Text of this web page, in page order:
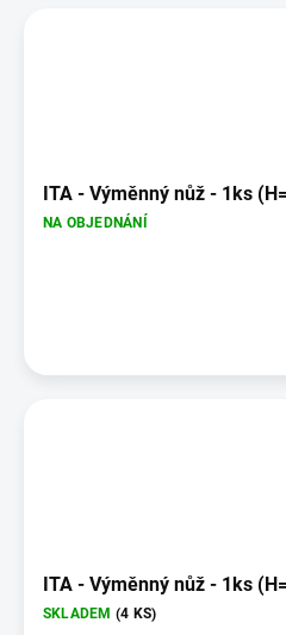
ITA - Výměnný nůž - 1ks
NA OBJEDNÁNÍ
ITA - Výměnný nůž - 1ks
SKLADEM (4 KS)